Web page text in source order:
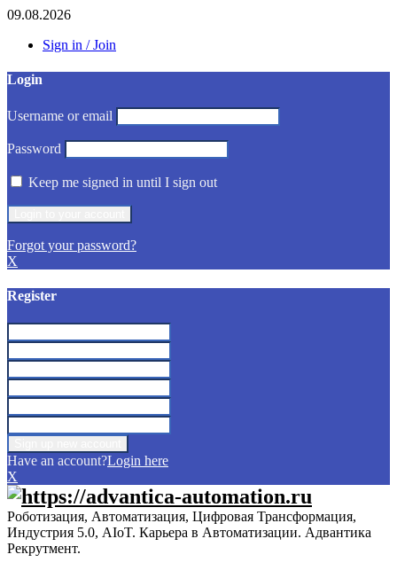
09.08.2026
Sign in / Join
Login
Username or email
Password
Keep me signed in until I sign out
Forgot your password?
X
Register
Have an account?Login here
X
Роботизация, Автоматизация, Цифровая Трансформация,
Индустрия 5.0, AIoT. Карьера в Автоматизации. Адвантика
Рекрутмент.